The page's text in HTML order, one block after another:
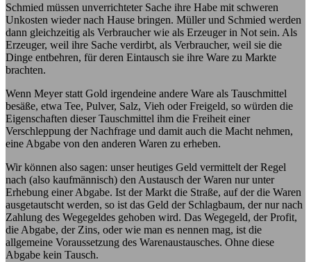
Schmied müssen unverrichteter Sache ihre Habe mit schweren
Unkosten wieder nach Hause bringen. Müller und Schmied werden
dann gleichzeitig als Verbraucher wie als Erzeuger in Not sein. Als
Erzeuger, weil ihre Sache verdirbt, als Verbraucher, weil sie die
Dinge entbehren, für deren Eintausch sie ihre Ware zu Markte
brachten.
Wenn Meyer statt Gold irgendeine andere Ware als Tauschmittel
besäße, etwa Tee, Pulver, Salz, Vieh oder Freigeld, so würden die
Eigenschaften dieser Tauschmittel ihm die Freiheit einer
Verschleppung der Nachfrage und damit auch die Macht nehmen,
eine Abgabe von den anderen Waren zu erheben.
Wir können also sagen: unser heutiges Geld vermittelt der Regel
nach (also kaufmännisch) den Austausch der Waren nur unter
Erhebung einer Abgabe. Ist der Markt die Straße, auf der die Waren
ausgetautscht werden, so ist das Geld der Schlagbaum, der nur nach
Zahlung des Wegegeldes gehoben wird. Das Wegegeld, der Profit,
die Abgabe, der Zins, oder wie man es nennen mag, ist die
allgemeine Voraussetzung des Warenaustausches. Ohne diese
Abgabe kein Tausch.